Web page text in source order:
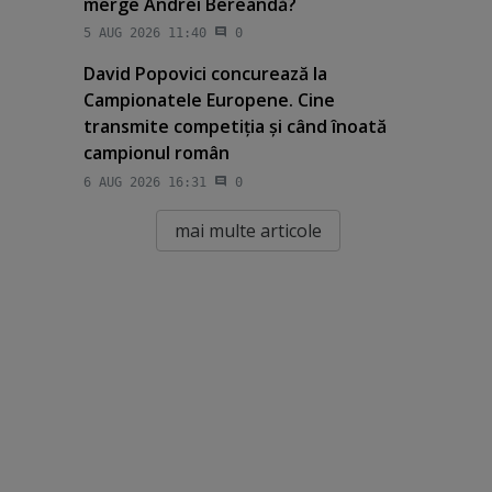
5 AUG 2026 11:40 0
David Popovici concurează la
Campionatele Europene. Cine
transmite competiţia şi când înoată
campionul român
6 AUG 2026 16:31 0
mai multe articole